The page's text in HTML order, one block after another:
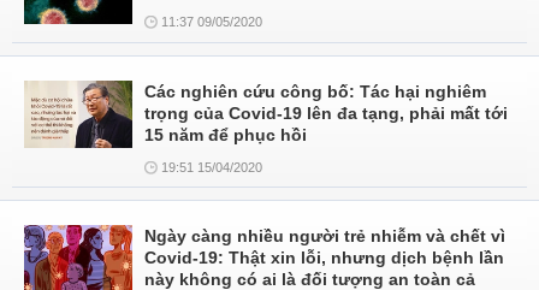
11:37 09/05/2020
Các nghiên cứu công bố: Tác hại nghiêm
trọng của Covid-19 lên đa tạng, phải mất tới
15 năm để phục hồi
19:51 15/04/2020
Ngày càng nhiều người trẻ nhiễm và chết vì
Covid-19: Thật xin lỗi, nhưng dịch bệnh lần
này không có ai là đối tượng an toàn cả